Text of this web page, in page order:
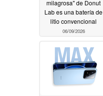
milagrosa" de Donut
Lab es una batería de
litio convencional
06/09/2026